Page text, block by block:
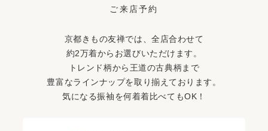
ご来店予約
京都きもの友禅では、全店合わせて
約2万着からお選びいただけます。
トレンド柄から王道の古典柄まで
豊富なラインナップを取り揃えております。
気になる振袖を何着着比べてもOK！